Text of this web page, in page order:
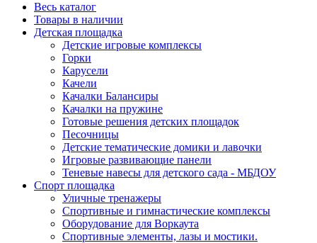
Весь каталог
Товары в наличии
Детская площадка
Детские игровые комплексы
Горки
Карусели
Качели
Качалки Балансиры
Качалки на пружине
Готовые решения детских площадок
Песочницы
Детские тематические домики и лавочки
Игровые развивающие панели
Теневые навесы для детского сада - МБДОУ
Спорт площадка
Уличные тренажеры
Спортивные и гимнастические комплексы
Оборудование для Воркаута
Спортивные элементы, лазы и мостики.